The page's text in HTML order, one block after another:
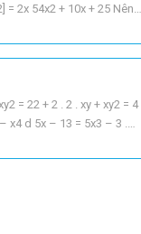
= 2x 54x2 + 10x + 25 Nên:
= 22 + 2 . 2 . xy + xy2 = 4
x4 d 5x – 13 = 5x3 – 3 .